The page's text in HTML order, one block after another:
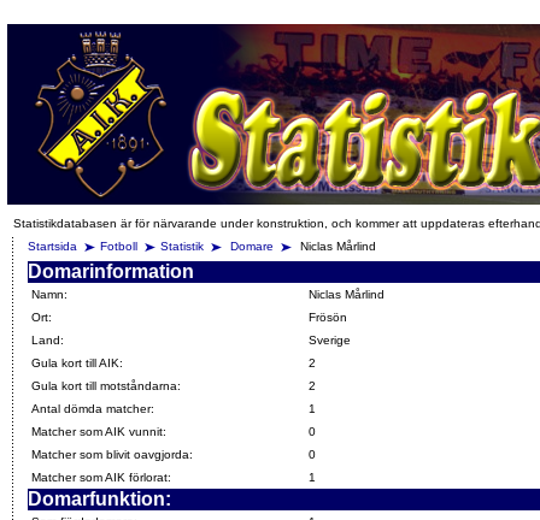
Statistikdatabasen är för närvarande under konstruktion, och kommer att uppdateras
Startsida
Fotboll Statistik Domare Niclas Mårlind
Domarinformation
Namn:
Niclas Mårlind
Ort:
Frösön
Land:
Sverige
Gula kort till AIK:
2
Gula kort till motståndarna:
2
Antal dömda matcher:
1
Matcher som AIK vunnit:
0
Matcher som blivit oavgjorda:
0
Matcher som AIK förlorat:
1
Domarfunktion: